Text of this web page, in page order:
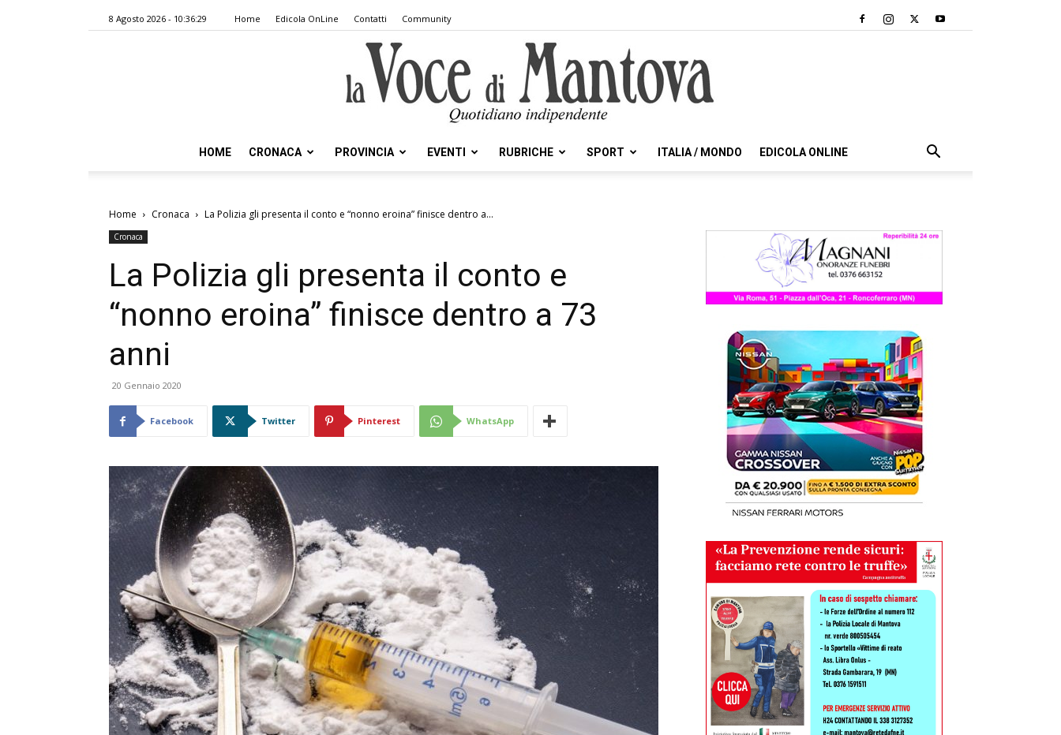
8 Agosto 2026 - 10:36:29 Home Edicola OnLine Contatti Community
Voce
HOME CRONACA PROVINCIA EVENTI RUBRICHE SPORT ITALIA / MONDO EDICOLA ONLINE
Home Cronaca La Polizia gli presenta il conto e “nonno eroina” finisce dentro a...
Cronaca
La Polizia gli presenta il conto e
“nonno eroina” finisce dentro a 73
anni
20 Gennaio 2020
Facebook Twitter Pinterest WhatsApp